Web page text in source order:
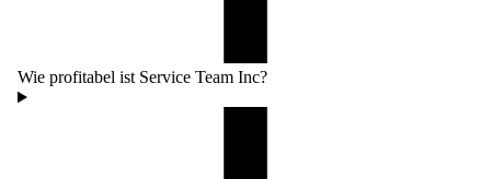
Wie profitabel ist Service Team Inc?